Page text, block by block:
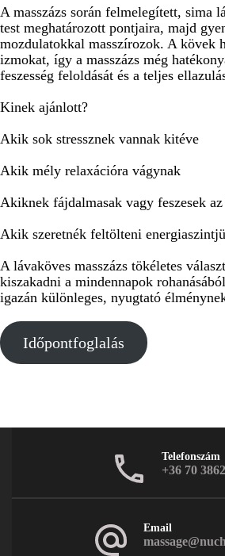
A masszázs során felmelegített, sima
test meghatározott pontjaira, majd
mozdulatokkal masszírozok. A kövek
izmokat, így a masszázs még
feszesség feloldását és a teljes
Kinek ajánlott?
Akik sok stressznek vannak kitéve
Akik mély relaxációra vágynak
Akiknek fájdalmasak vagy feszesek
Akik szeretnék feltölteni
A lávaköves masszázs tökéletes
kiszakadni a mindennapok
igazán különleges, nyugtató
Időpontfoglalás
Telefonszám
+36 70
Email